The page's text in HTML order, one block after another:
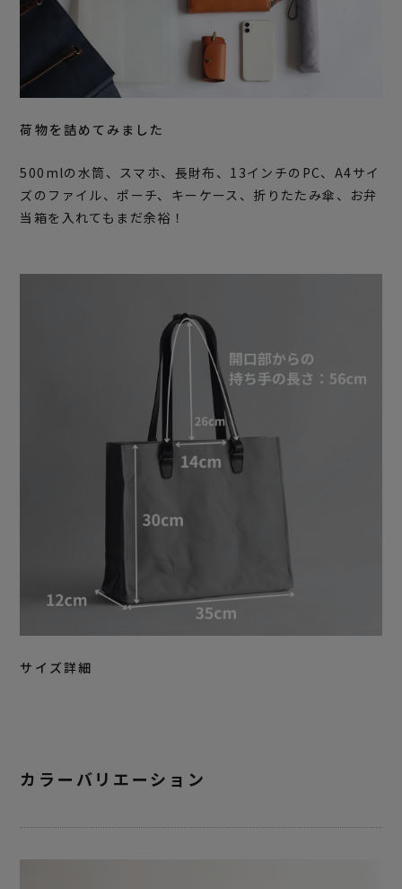
荷物を詰めてみました
500mlの水筒、スマホ、長財布、13インチのPC、A4サイ
ズのファイル、ポーチ、キーケース、折りたたみ傘、お弁
当箱を入れてもまだ余裕！
サイズ詳細
カラーバリエーション